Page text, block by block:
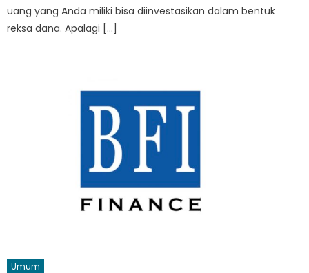
uang yang Anda miliki bisa diinvestasikan dalam bentuk
reksa dana. Apalagi […]
Umum